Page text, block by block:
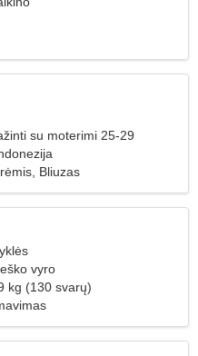
su moterimi 25-29
Bliuzas
vyro
kg (130 svarų)